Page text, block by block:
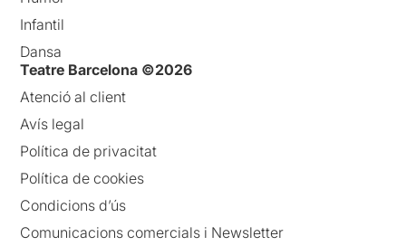
Infantil
Dansa
Teatre Barcelona ©2026
Atenció al client
Avís legal
Política de privacitat
Política de cookies
Condicions d’ús
Comunicacions comercials i Newsletter